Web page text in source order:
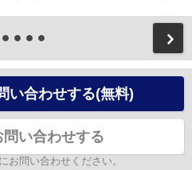
い合わせする(無料)
問い合わせする
お問い合わせください。